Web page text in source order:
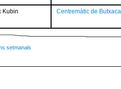
Kubin Centremàtic de Butxaca
setmanals